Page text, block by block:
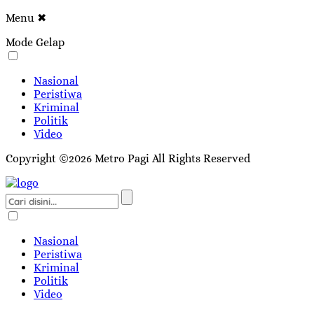
Menu ✖
Mode Gelap
Nasional
Peristiwa
Kriminal
Politik
Video
Copyright ©2026 Metro Pagi All Rights Reserved
Nasional
Peristiwa
Kriminal
Politik
Video